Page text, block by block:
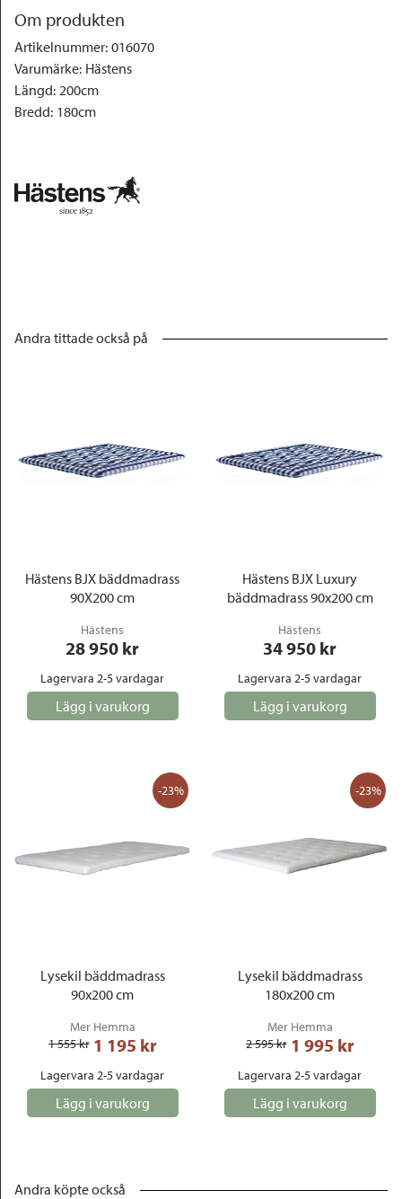
Om produkten
Artikelnummer: 016070
Varumärke: Hästens
Längd: 200cm
Bredd: 180cm
Andra tittade också på
Hästens BJX bäddmadrass
90X200 cm
Hästens
28 950 kr
Lagervara 2-5 vardagar
Lägg i varukorg
Hästens BJX Luxury
bäddmadrass 90x200 cm
Hästens
34 950 kr
Lagervara 2-5 vardagar
Lägg i varukorg
-23%
Lysekil bäddmadrass
90x200 cm
Mer Hemma
1 555 kr 1 195 kr
Lagervara 2-5 vardagar
Lägg i varukorg
-23%
Lysekil bäddmadrass
180x200 cm
Mer Hemma
2 595 kr 1 995 kr
Lagervara 2-5 vardagar
Lägg i varukorg
Andra köpte också